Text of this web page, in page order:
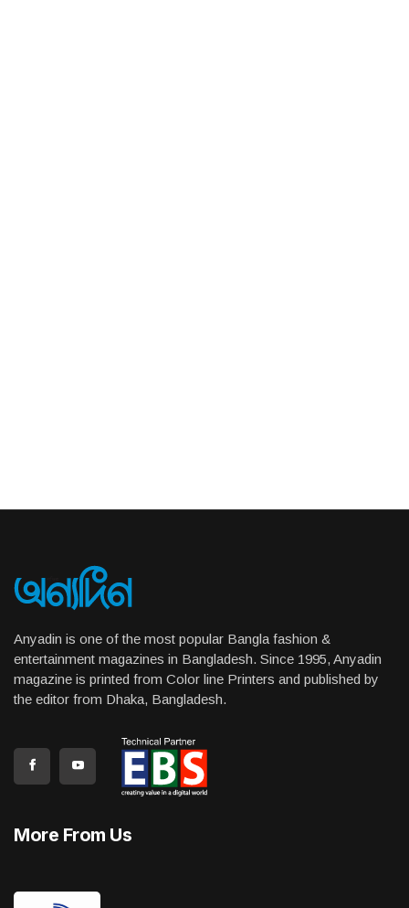
Anyadin is one of the most popular Bangla fashion &
entertainment magazines in Bangladesh. Since 1995, Anyadin
magazine is printed from Color line Printers and published by
the editor from Dhaka, Bangladesh.
More From Us